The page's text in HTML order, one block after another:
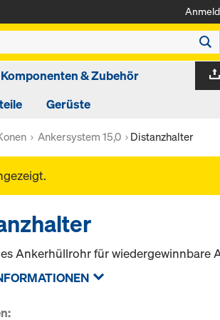
Komponenten & Zubehör
Gerüste
Ankersystem 15,0 Distanzhalter
Ankerhüllrohr für wiedergewinnbare